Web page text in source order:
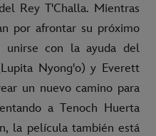
Rey T'Challa. Mientras
por afrontar su próximo
unirse con la ayuda del
Nyong'o) y Everett
un nuevo camino para
a Tenoch Huerta
la película también está